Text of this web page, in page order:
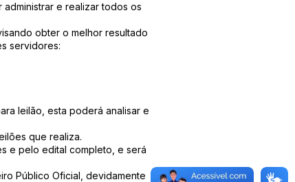
administrar e realizar todos os
obter o melhor resultado
servidores:
leilão, esta poderá analisar e
que realiza.
e pelo edital completo, e será
Público Oficial, devidamente